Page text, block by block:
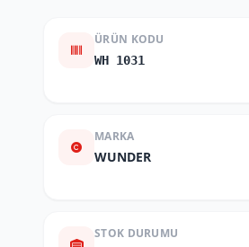
ÜRÜN KODU
WH 1031
MARKA
WUNDER
STOK DURUMU